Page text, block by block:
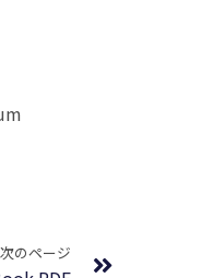
次のページ